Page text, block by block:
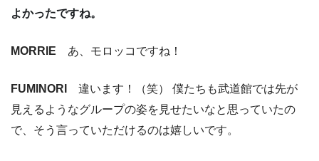
よかったですね。
MORRIE あ、モロッコですね！
FUMINORI
違います！（笑） 僕たちも武道館では先が
見えるようなグループの姿を見せたいなと思っていたの
で、そう言っていただけるのは嬉しいです。